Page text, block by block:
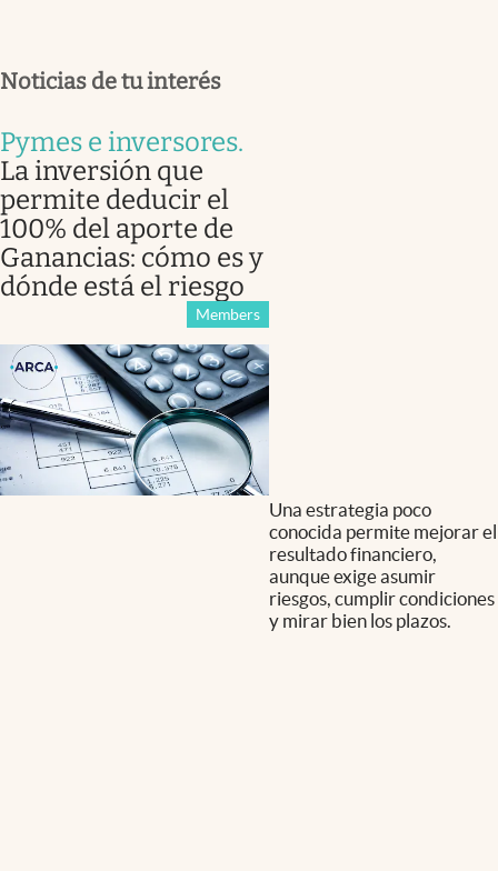
Noticias de tu interés
Pymes e inversores.
La inversión que
permite deducir el
100% del aporte de
Ganancias: cómo es y
dónde está el riesgo
Members
Una estrategia poco
conocida permite mejorar el
resultado financiero,
aunque exige asumir
riesgos, cumplir condiciones
y mirar bien los plazos.